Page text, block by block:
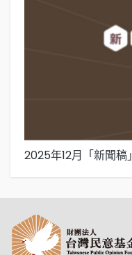
2025年12月「新聞稿」